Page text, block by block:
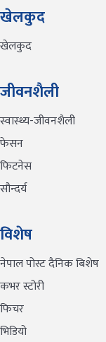
खेलकुद
खेलकुद
जीवनशैली
स्वास्थ्य-जीवनशैली
फेसन
फिटनेस
सौन्दर्य
विशेष
नेपाल पोस्ट दैनिक बिशेष
कभर स्टोरी
फिचर
भिडियो